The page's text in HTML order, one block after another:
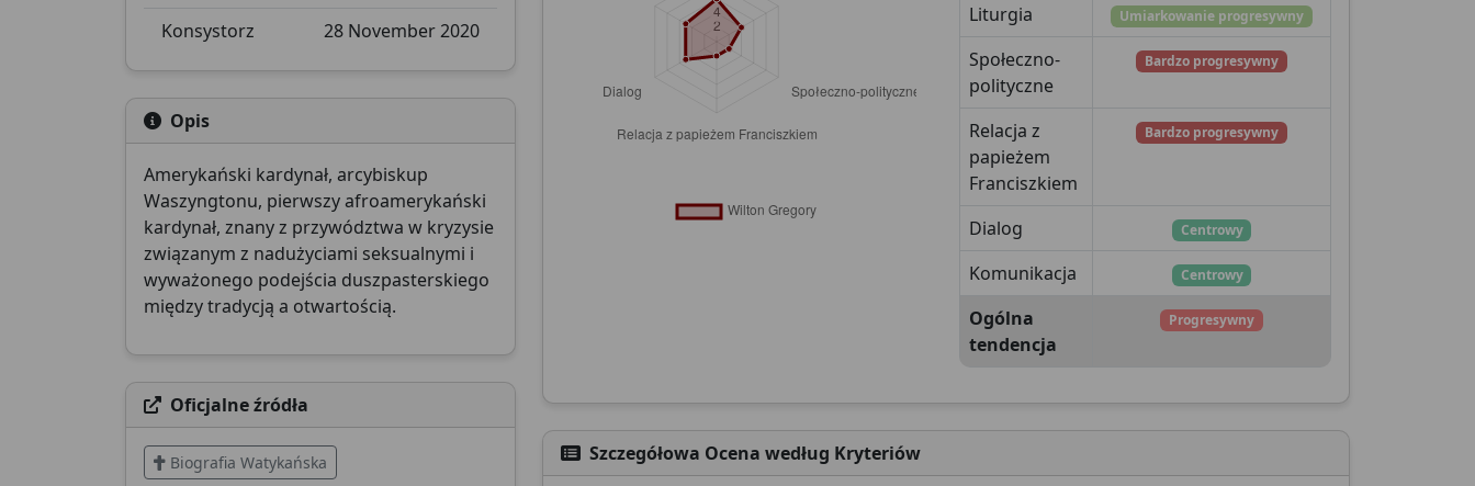
Konsystorz
28 November 2020
Opis
Amerykański kardynał, arcybiskup
Waszyngtonu, pierwszy afroamerykański
kardynał, znany z przywództwa w kryzysie
związanym z nadużyciami seksualnymi i
wyważonego podejścia duszpasterskiego
między tradycją a otwartością.
Oficjalne źródła
Biografia Watykańska
Liturgia Umiarkowanie progresywny
Społeczno-
polityczne
Bardzo progresywny
Relacja z
papieżem
Franciszkiem
Bardzo progresywny
Dialog Centrowy
Komunikacja Centrowy
Ogólna
tendencja
Progresywny
Szczegółowa Ocena według Kryteriów